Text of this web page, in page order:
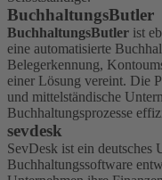
BuchhaltungsButler
BuchhaltungsButler ist
eine automatisierte
Belegerkennung,
einer Lösung vereint. Die
und mittelständische
Buchhaltungsprozesse
sevdesk
SevDesk ist ein deutsches
Buchhaltungssoftware